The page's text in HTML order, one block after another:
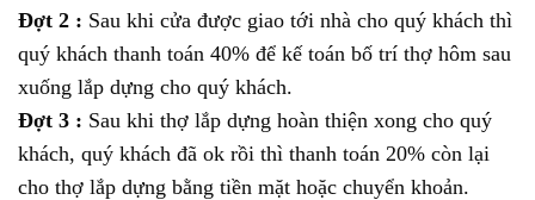
Đợt 2 : Sau khi cửa được giao tới nhà cho quý khách thì
quý khách thanh toán 40% để kế toán bố trí thợ hôm sau
xuống lắp dựng cho quý khách.
Đợt 3 : Sau khi thợ lắp dựng hoàn thiện xong cho quý
khách, quý khách đã ok rồi thì thanh toán 20% còn lại
cho thợ lắp dựng bằng tiền mặt hoặc chuyển khoản.